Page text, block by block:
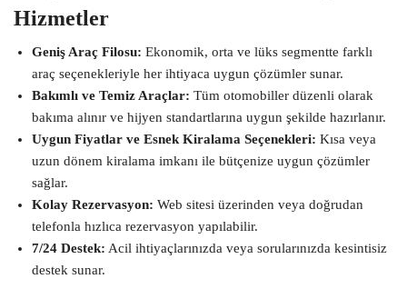
Hizmetler
Geniş Araç Filosu: Ekonomik, orta ve lüks segmentte farklı
araç seçenekleriyle her ihtiyaca uygun çözümler sunar.
Bakımlı ve Temiz Araçlar: Tüm otomobiller düzenli olarak
bakıma alınır ve hijyen standartlarına uygun şekilde hazırlanır.
Uygun Fiyatlar ve Esnek Kiralama Seçenekleri: Kısa veya
uzun dönem kiralama imkanı ile bütçenize uygun çözümler
sağlar.
Kolay Rezervasyon: Web sitesi üzerinden veya doğrudan
telefonla hızlıca rezervasyon yapılabilir.
7/24 Destek: Acil ihtiyaçlarınızda veya sorularınızda kesintisiz
destek sunar.